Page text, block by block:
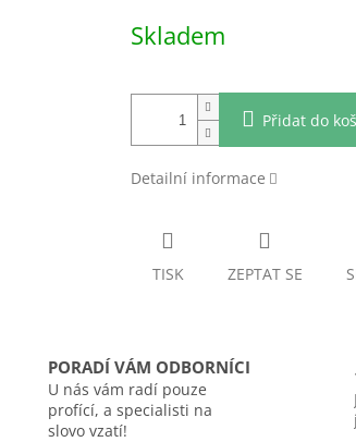
cena:
Skladem
Přidat do
Detailní informace
TISK ZEPTAT SE
PORADÍ VÁM ODBORNÍCI
U nás vám radí pouze
profící, a specialisti na
slovo vzatí!